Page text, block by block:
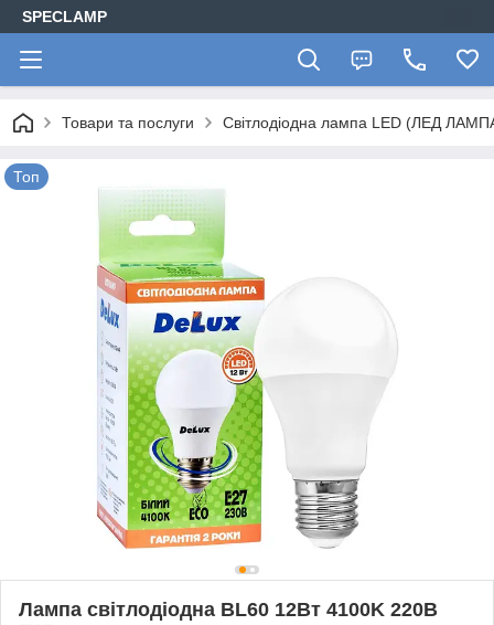
SPECLAMP
Товари та послуги Світлодіодна лампа LED (ЛЕД
Топ
Лампа світлодіодна BL60 12Вт 4100K 220В